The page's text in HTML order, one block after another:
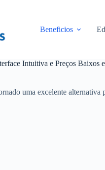
Beneficios
Intuitiva e Preços Baixos
uma excelente